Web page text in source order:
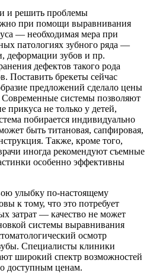
и решить проблемы
при помощи выравнивания
— необходимая мера при
патологиях зубного ряда —
деформации зубов и пр.
дефектов такого рода
Поставить брекеты сейчас
предложений сделало цены
системы позволяют
прикуса не только у детей,
побирается индивидуально
быть титановая, сапфировая,
Также, кроме того,
иногда рекомендуют съемные
особенно эффективны
улыбку по-настоящему
к тому, что это потребует
затрат — качество не может
системы выравнивания
осмотр
Специалисты клиники
широкий спектр возможностей
доступным ценам.